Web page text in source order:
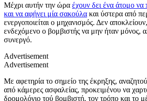
Μέχρι αυτήν την ώρα έχουν δει ένα άτομο να
και να αφήνει μία σακούλα και ύστερα από
ενεργοποιείται ο μηχανισμός. Δεν
ενδεχόμενο ο βομβιστής να μην ήταν μόνος,
συνεργό.
Advertisement
Advertisement
Με αφετηρία το σημείο της έκρηξης,
από κάμερες ασφαλείας, προκειμένου να
δρομολόγιο τού βομβιστή, τον τρόπο και το